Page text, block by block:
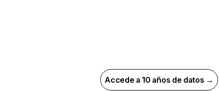
Accede a 10 años de datos →